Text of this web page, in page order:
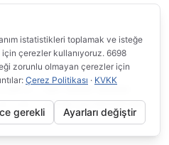
· Tüm hakları saklıdır.
altında yayınlanmaktadır.
istatistikleri toplamak ve isteğe
için çerezler kullanıyoruz. 6698
zorunlu olmayan çerezler için
Çerez Politikası · KVKK
gerekli Ayarları değiştir